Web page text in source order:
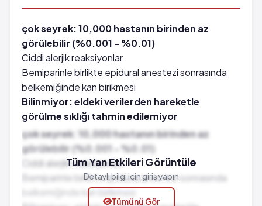
çok seyrek: 10,000 hastanın birinden az
görülebilir (%0.001 - %0.01)
Ciddi alerjik reaksiyonlar
Bemiparinle birlikte epidural anestezi sonrasında
belkemiğinde kan birikmesi
Bilinmiyor: eldeki verilerden hareketle
görülme sıklığı tahmin edilemiyor
Kanda potasyum düzeyinin yükselmesi
Seyrek: 1,000 hastanın 1'inden az görülebilir
(%0.1 - %0.01)
Ciddi trombositopeni
Deride alerjik reaksiyonlar
çok seyrek: 10,000 hastanın birinden az
görülebilir (%0.001 - %0.01)
Ciddi alerjik reaksiyonlar
Bemiparinle birlikte epidural anestezi sonrasında
belkemiğinde kan birikmesi
Tüm Yan Etkileri Görüntüle
Detaylı bilgi için giriş yapın
Tümünü Gör